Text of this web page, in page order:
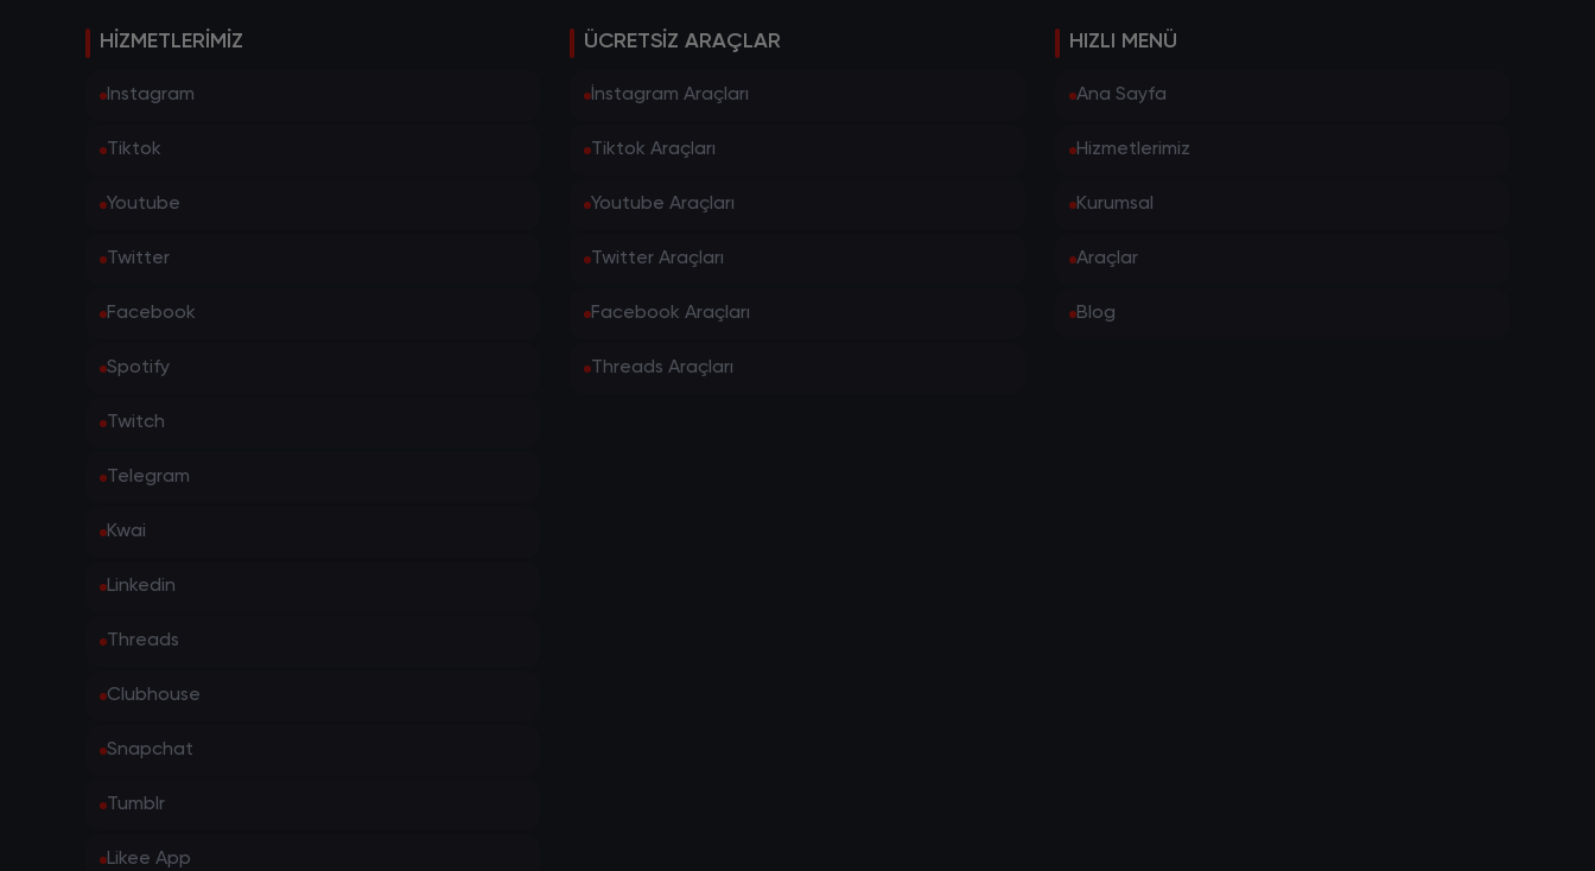
HIZMETLERIMIZ
Instagram
Tiktok
Youtube
Twitter
Facebook
Spotify
Twitch
Telegram
Kwai
Linkedin
Threads
Clubhouse
Snapchat
Tumblr
Likee App
ÜCRETSIZ ARAÇLAR
İnstagram Araçları
Tiktok Araçları
Youtube Araçları
Twitter Araçları
Facebook Araçları
Threads Araçları
HIZLI MENÜ
Ana Sayfa
Hizmetlerimiz
Kurumsal
Araçlar
Blog